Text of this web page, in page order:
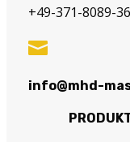
+49-371-8089-

info@mhd-